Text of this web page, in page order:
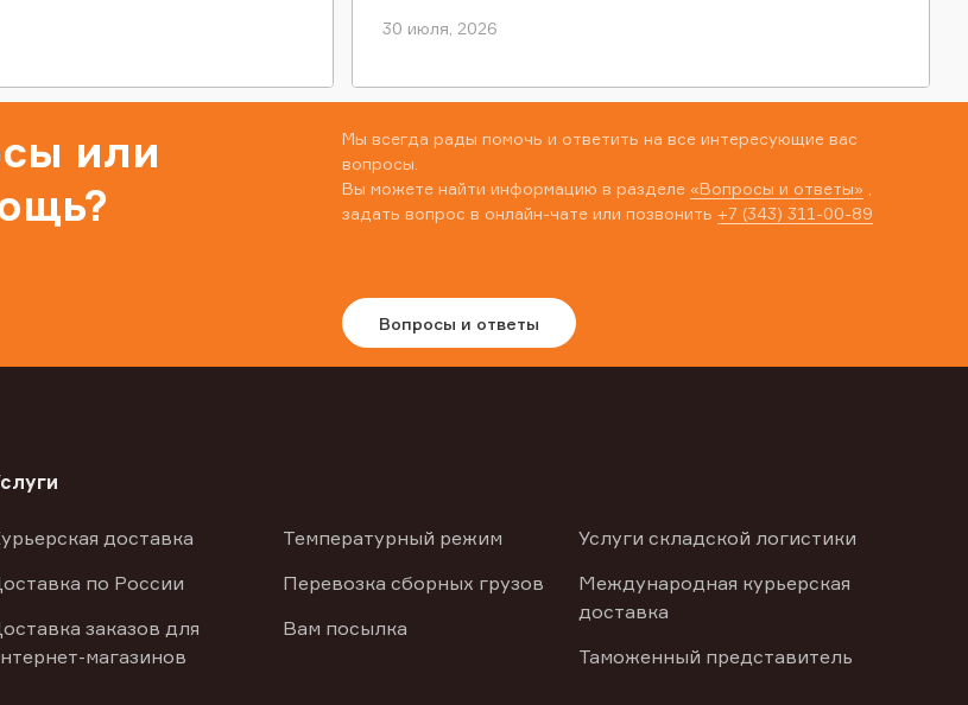
30 июля, 2026
или
Мы всегда рады помочь и ответить на все интересующие вас
вопросы.
Вы можете найти информацию в разделе «Вопросы и ответы»
задать вопрос в онлайн-чате или позвонить +7 (343) 311-00-89
Вопросы и ответы
доставка
по России
заказов для
магазинов
Температурный режим
Перевозка сборных грузов
Вам посылка
Услуги складской логистики
Международная курьерская
доставка
Таможенный представитель